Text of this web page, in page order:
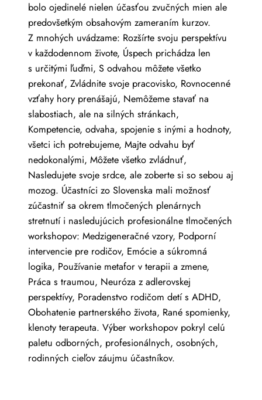
bolo ojedinelé nielen účasťou zvučných mien ale
predovšetkým obsahovým zameraním kurzov.
Z mnohých uvádzame: Rozšírte svoju perspektívu
v každodennom živote, Úspech prichádza len
s určitými ľuďmi, S odvahou môžete všetko
prekonať, Zvládnite svoje pracovisko, Rovnocenné
vzťahy hory prenášajú, Nemôžeme stavať na
slabostiach, ale na silných stránkach,
Kompetencie, odvaha, spojenie s inými a hodnoty,
všetci ich potrebujeme, Majte odvahu byť
nedokonalými, Môžete všetko zvládnuť,
Nasledujete svoje srdce, ale zoberte si so sebou aj
mozog. Účastníci zo Slovenska mali možnosť
zúčastniť sa okrem tlmočených plenárnych
stretnutí i nasledujúcich profesionálne tlmočených
workshopov: Medzigeneračné vzory, Podporní
intervencie pre rodičov, Emócie a súkromná
logika, Používanie metafor v terapii a zmene,
Práca s traumou, Neuróza z adlerovskej
perspektívy, Poradenstvo rodičom detí s ADHD,
Obohatenie partnerského života, Rané spomienky,
klenoty terapeuta. Výber workshopov pokryl celú
paletu odborných, profesionálnych, osobných,
rodinných cieľov záujmu účastníkov.